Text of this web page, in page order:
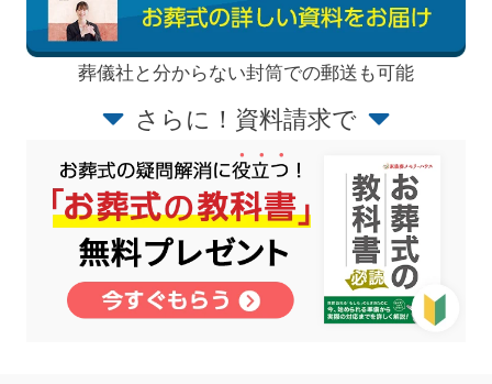
葬儀社と分からない封筒での郵送も可能
さらに！資料請求で